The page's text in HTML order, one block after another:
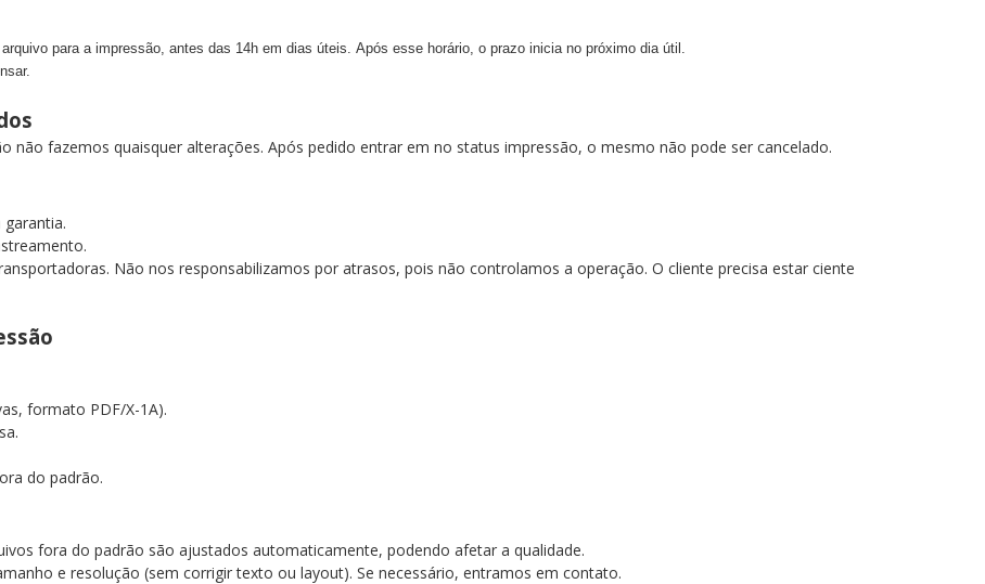
para a impressão, antes das 14h em dias úteis. Após esse horário, o prazo inicia no próximo dia útil.
não fazemos quaisquer alterações. Após pedido entrar em no status impressão, o mesmo não pode ser cancelado.
Não nos responsabilizamos por atrasos, pois não controlamos a operação. O cliente precisa estar ciente
formato PDF/X-1A).
do padrão.
fora do padrão são ajustados automaticamente, podendo afetar a qualidade.
e resolução (sem corrigir texto ou layout). Se necessário, entramos em contato.